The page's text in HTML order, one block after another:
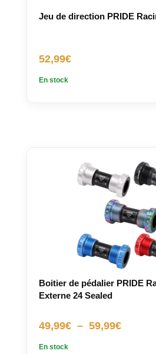
Jeu de direction PRIDE
52,99€
En stock
Boitier de pédalier PRIDE
Externe 24 Sealed
49,99€ – 59,99€Plage
En stock